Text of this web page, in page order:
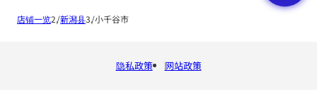
店铺一览 新潟县 小千谷市
隐私政策 网站政策